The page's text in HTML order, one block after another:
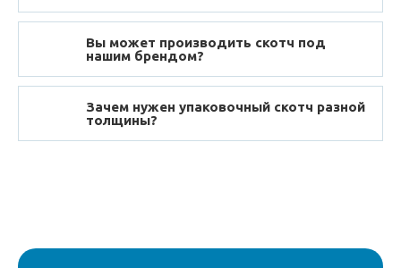
Вы может производить скотч под
нашим брендом?
Зачем нужен упаковочный скотч разной
толщины?